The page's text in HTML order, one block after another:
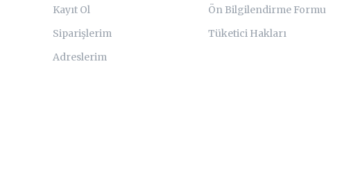
Kayıt Ol
Siparişlerim
Adreslerim
Ön Bilgilendirme Formu
Tüketici Hakları